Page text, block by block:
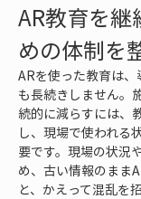
AR教育を
めの体制を
ARを使った教育は
も長続きしません。
続的に減らすには、
し、現場で使われる
要です。現場の状況
め、古い情報のまま
と、かえって混乱を